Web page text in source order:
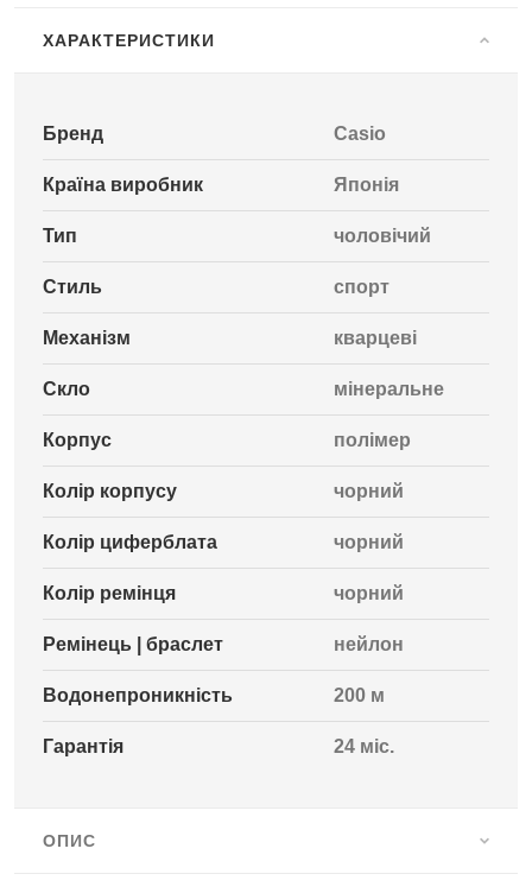
ХАРАКТЕРИСТИКИ
Бренд Casio
Країна виробник Японія
Тип чоловічий
Стиль спорт
Механізм кварцеві
Скло мінеральне
Корпус полімер
Колір корпусу чорний
Колір циферблата чорний
Колір ремінця чорний
Ремінець | браслет нейлон
Водонепроникність 200 м
Гарантія 24 міс.
ОПИС